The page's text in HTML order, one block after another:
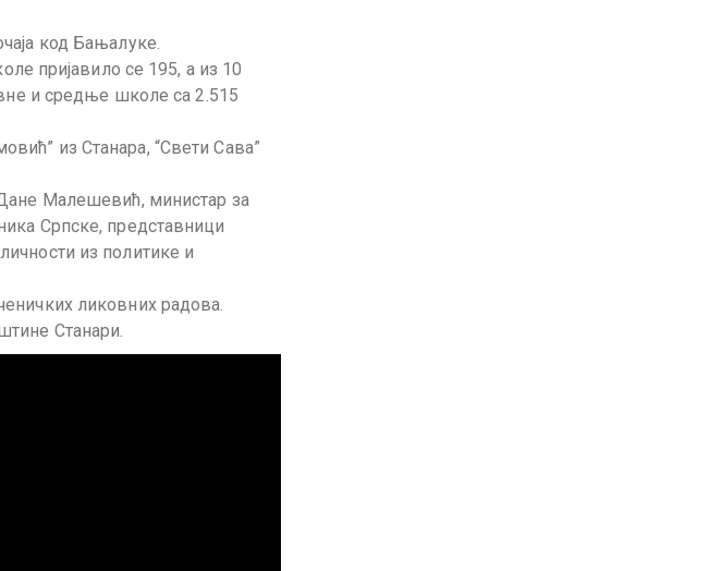
код Бањалуке.
пријавило се 195, а из 10
и средње школе са 2.515
из Станара, “Свети Сава”
Малешевић, министар за
Српске, представници
из политике и
ликовних радова.
Станари.